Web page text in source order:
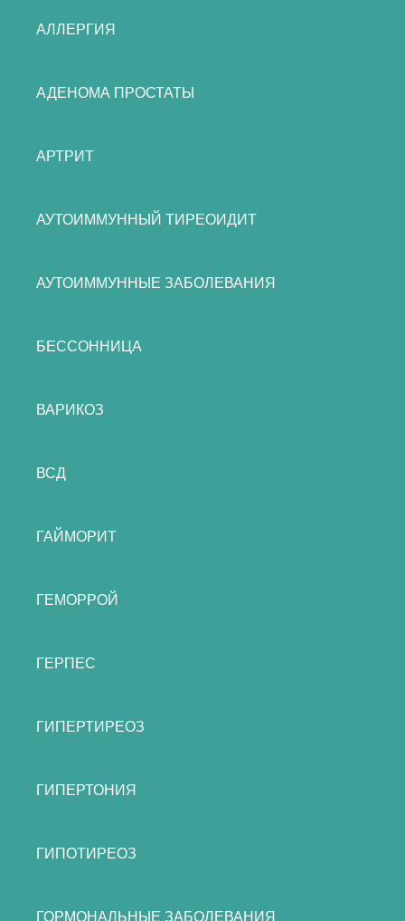
АЛЛЕРГИЯ
АДЕНОМА ПРОСТАТЫ
АРТРИТ
АУТОИММУННЫЙ ТИРЕОИДИТ
АУТОИММУННЫЕ ЗАБОЛЕВАНИЯ
БЕССОННИЦА
ВАРИКОЗ
ВСД
ГАЙМОРИТ
ГЕМОРРОЙ
ГЕРПЕС
ГИПЕРТИРЕОЗ
ГИПЕРТОНИЯ
ГИПОТИРЕОЗ
ГОРМОНАЛЬНЫЕ ЗАБОЛЕВАНИЯ